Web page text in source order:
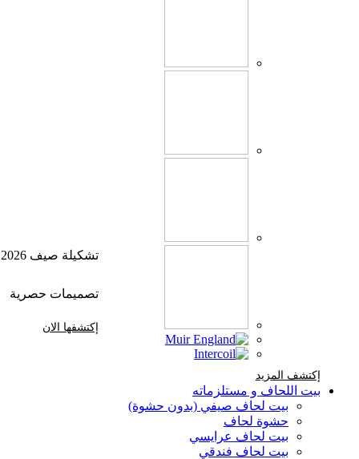
إكتشف المزيد
تشكيلة صيف 2026
تصميمات حصرية
إكتشفها الان
بيت اللحاف و مستلزماته
بيت لحاف صيفي (بدون حشوة)
حشوة لحاف
بيت لحاف عرايسي
بيت لحاف فندقي